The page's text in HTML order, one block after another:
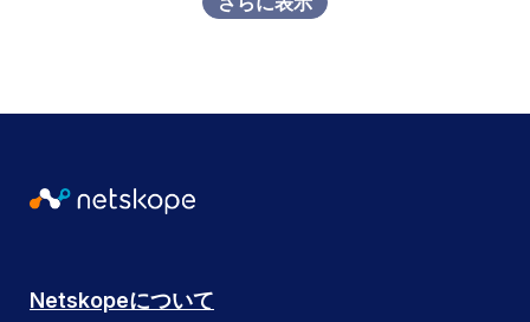
パブリッククラウドセキュリティ
SaaSセキュリティポスチャ管理
Netskopeについて